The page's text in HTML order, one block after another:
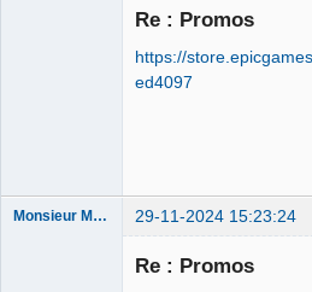
OPTIJANCOMATIQUE
Re : Promos
https://
ed4097
Monsieur Maurice 29-11-2024 15:23:24
Re : Promos